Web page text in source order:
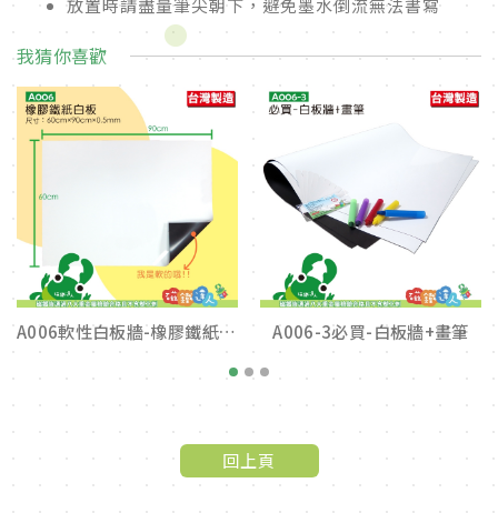
我猜你喜歡
A006軟性白板牆-橡膠鐵紙白板 A006-3必買-白板牆+畫筆
1 2
回上頁